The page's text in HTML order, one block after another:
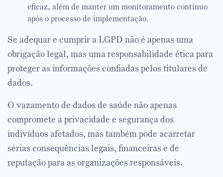
eficaz, além de manter um monitoramento contínuo
após o processo de implementação.
Se adequar e cumprir a LGPD não é apenas uma
obrigação legal, mas uma responsabilidade ética para
proteger as informações confiadas pelos titulares de
dados.
O vazamento de dados de saúde não apenas
compromete a privacidade e segurança dos
indivíduos afetados, mas também pode acarretar
sérias consequências legais, financeiras e de
reputação para as organizações responsáveis.